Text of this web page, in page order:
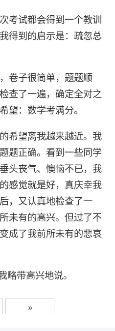
考试都会得到一个教训
得到的启示是：疏忽总
卷子很简单，题题顺
查了一遍，确定全对之
望：数学考满分。
希望离我越来越近。我
题正确。看到一些同学
头丧气、懊恼不已，我
感觉就是好，真庆幸我
，又认真地检查了一
未有的高兴。但过了不
成了我前所未有的悲哀
略带高兴地说。
»